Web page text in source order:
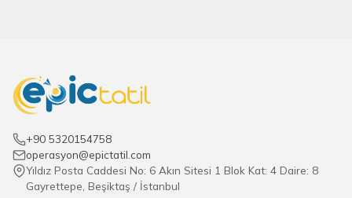
+90 5320154758
operasyon@epictatil.com
Yıldız Posta Caddesi No: 6 Akın Sitesi 1 Blok Kat: 4 Daire: 8
Gayrettepe, Beşiktaş / İstanbul